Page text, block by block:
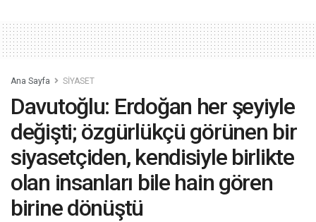
Ana Sayfa SİYASET
Davutoğlu: Erdoğan her şeyiyle
değişti; özgürlükçü görünen bir
siyasetçiden, kendisiyle birlikte
olan insanları bile hain gören
birine dönüştü